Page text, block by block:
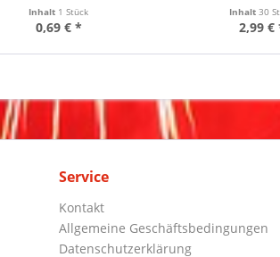
Inhalt 1 Stück
0,69 € *
Inhalt30
2,99 €
Service
Kontakt
Allgemeine Geschäftsbedingungen
Datenschutzerklärung